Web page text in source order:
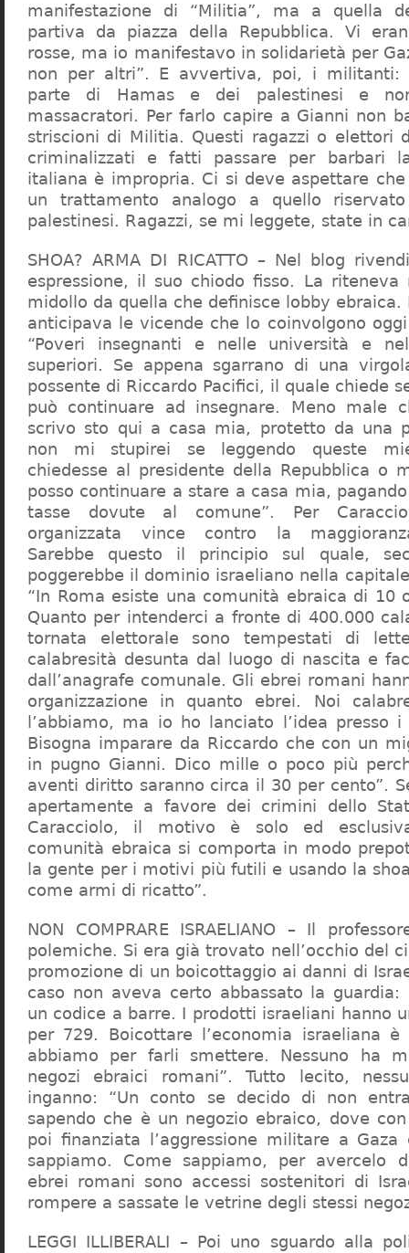
manifestazione di “Militia”, ma a quella
partiva da piazza della Repubblica. Vi
rosse, ma io manifestavo in solidarietà per
non per altri”. E avvertiva, poi, i militanti:
parte di Hamas e dei palestinesi e
massacratori. Per farlo capire a Gianni non
striscioni di Militia. Questi ragazzi o elettori
criminalizzati e fatti passare per barbari
italiana è impropria. Ci si deve aspettare
un trattamento analogo a quello
palestinesi. Ragazzi, se mi leggete, state in
SHOA? ARMA DI RICATTO – Nel blog
espressione, il suo chiodo fisso. La
midollo da quella che definisce lobby ebraica.
anticipava le vicende che lo coinvolgono
“Poveri insegnanti e nelle università e
superiori. Se appena sgarrano di una
possente di Riccardo Pacifici, il quale chiede
può continuare ad insegnare. Meno male
scrivo sto qui a casa mia, protetto da una
non mi stupirei se leggendo queste
chiedesse al presidente della Repubblica o
posso continuare a stare a casa mia,
tasse dovute al comune”. Per
organizzata vince contro la
Sarebbe questo il principio sul quale,
poggerebbe il dominio israeliano nella
“In Roma esiste una comunità ebraica di 10
Quanto per intenderci a fronte di 400.000
tornata elettorale sono tempestati di
calabresità desunta dal luogo di nascita e
dall’anagrafe comunale. Gli ebrei romani
organizzazione in quanto ebrei. Noi
l’abbiamo, ma io ho lanciato l’idea presso
Bisogna imparare da Riccardo che con un
in pugno Gianni. Dico mille o poco più
aventi diritto saranno circa il 30 per cento”.
apertamente a favore dei crimini dello
Caracciolo, il motivo è solo ed
comunità ebraica si comporta in modo
la gente per i motivi più futili e usando la
come armi di ricatto”.
NON COMPRARE ISRAELIANO – Il
polemiche. Si era già trovato nell’occhio del
promozione di un boicottaggio ai danni di
caso non aveva certo abbassato la guardia:
un codice a barre. I prodotti israeliani hanno
per 729. Boicottare l’economia israeliana è
abbiamo per farli smettere. Nessuno ha
negozi ebraici romani”. Tutto lecito,
inganno: “Un conto se decido di non
sapendo che è un negozio ebraico, dove
poi finanziata l’aggressione militare a
sappiamo. Come sappiamo, per avercelo
ebrei romani sono accessi sostenitori di
rompere a sassate le vetrine degli stessi
LEGGI ILLIBERALI – Poi uno sguardo alla